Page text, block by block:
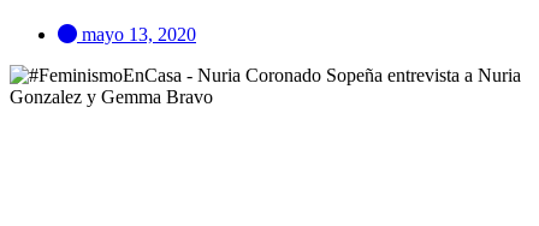
mayo 13, 2020